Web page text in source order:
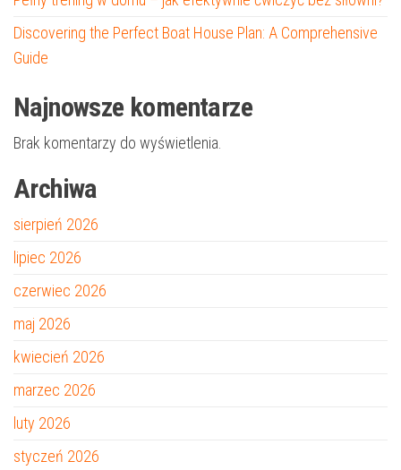
Discovering the Perfect Boat House Plan: A Comprehensive
Guide
Najnowsze komentarze
Brak komentarzy do wyświetlenia.
Archiwa
sierpień 2026
lipiec 2026
czerwiec 2026
maj 2026
kwiecień 2026
marzec 2026
luty 2026
styczeń 2026